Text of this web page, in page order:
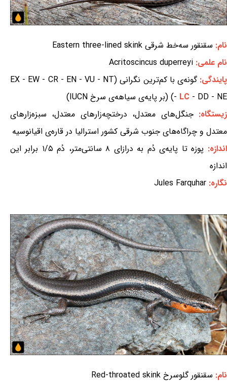
نام: سقنقور سه‌خط شرقی Eastern three-lined skink
نام علمی: Acritoscincus duperreyi
پایندگی:
گونه‌ی با کم‌ترین نگرانی (EX - EW - CR - EN - VU - NT
- LC - DD - NE) (بر پایه‌ی سیاهه‌ی سرخ IUCN)
زیستگاه:جنگل‌های معتدل، درختچه‌زارهای معتدل، سبزه‌زارهای
معتدل و چراگاه‌های جنوب شرقی کشور استرالیا در قاره‌ی اقیانوسیه
اندازه:
پوزه تا پایه‌ی دُم به درازای ۸ سانتی‌متر، دُم ۱/۵ برابر این
اندازه
نگاره: Jules Farquhar
نام: سقنقور گلوسرخ Red-throated skink